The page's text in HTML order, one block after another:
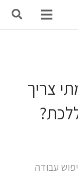
צריך
עבודה